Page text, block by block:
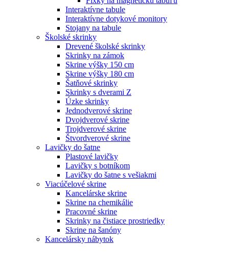
Interaktívne tabule
Interaktívne dotykové monitory
Stojany na tabule
Školské skrinky
Drevené školské skrinky
Skrinky na zámok
Skrine výšky 150 cm
Skrine výšky 180 cm
Šatňové skrinky
Skrinky s dverami Z
Úzke skrinky
Jednodverové skrine
Dvojdverové skrine
Trojdverové skrine
Štvordverové skrine
Lavičky do šatne
Plastové lavičky
Lavičky s botníkom
Lavičky do šatne s vešiakmi
Viacúčelové skrine
Kancelárske skrine
Skrine na chemikálie
Pracovné skrine
Skrinky na čistiace prostriedky
Skrine na šanóny
Kancelársky nábytok